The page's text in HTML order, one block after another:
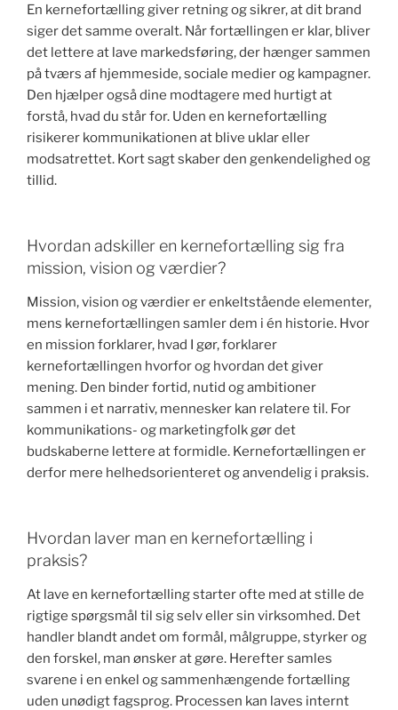
En kernefortælling giver retning og sikrer, at dit brand
siger det samme overalt. Når fortællingen er klar, bliver
det lettere at lave markedsføring, der hænger sammen
på tværs af hjemmeside, sociale medier og kampagner.
Den hjælper også dine modtagere med hurtigt at
forstå, hvad du står for. Uden en kernefortælling
risikerer kommunikationen at blive uklar eller
modsatrettet. Kort sagt skaber den genkendelighed og
tillid.
Hvordan adskiller en kernefortælling sig fra
mission, vision og værdier?
Mission, vision og værdier er enkeltstående elementer,
mens kernefortællingen samler dem i én historie. Hvor
en mission forklarer, hvad I gør, forklarer
kernefortællingen hvorfor og hvordan det giver
mening. Den binder fortid, nutid og ambitioner
sammen i et narrativ, mennesker kan relatere til. For
kommunikations- og marketingfolk gør det
budskaberne lettere at formidle. Kernefortællingen er
derfor mere helhedsorienteret og anvendelig i praksis.
Hvordan laver man en kernefortælling i
praksis?
At lave en kernefortælling starter ofte med at stille de
rigtige spørgsmål til sig selv eller sin virksomhed. Det
handler blandt andet om formål, målgruppe, styrker og
den forskel, man ønsker at gøre. Herefter samles
svarene i en enkel og sammenhængende fortælling
uden unødigt fagsprog. Processen kan laves internt